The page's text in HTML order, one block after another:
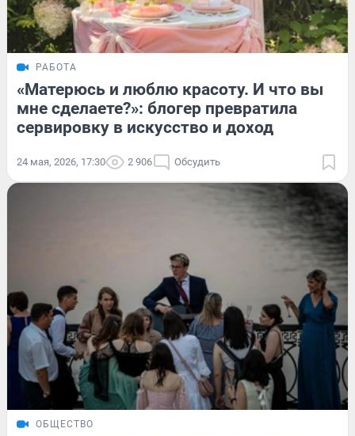
РАБОТА
«Матерюсь и люблю красоту. И что вы
мне сделаете?»: блогер превратила
сервировку в искусство и доход
24 мая, 2026, 17:30 2 906 Обсудить
ОБЩЕСТВО